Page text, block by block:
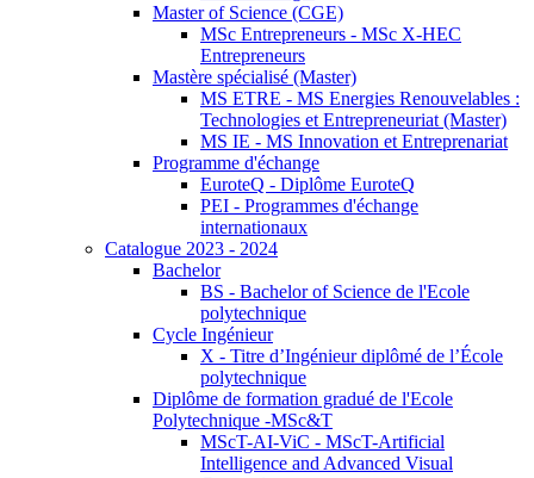
Master of Science (CGE)
MSc Entrepreneurs - MSc X-HEC
Entrepreneurs
Mastère spécialisé (Master)
MS ETRE - MS Energies Renouvelables :
Technologies et Entrepreneuriat (Master)
MS IE - MS Innovation et Entreprenariat
Programme d'échange
EuroteQ - Diplôme EuroteQ
PEI - Programmes d'échange
internationaux
Catalogue 2023 - 2024
Bachelor
BS - Bachelor of Science de l'Ecole
polytechnique
Cycle Ingénieur
X - Titre d’Ingénieur diplômé de l’École
polytechnique
Diplôme de formation gradué de l'Ecole
Polytechnique -MSc&T
MScT-AI-ViC - MScT-Artificial
Intelligence and Advanced Visual